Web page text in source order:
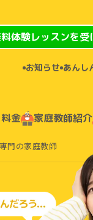
体験レッスンを受
お知らせ あんし
金 家庭教師紹介
門の家庭教師